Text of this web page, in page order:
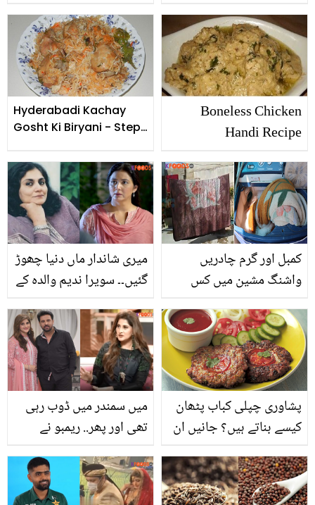
خواب کیوں بن گیا؟
جو ڈاکٹر بتاتے ہیں
Hyderabadi Kachay
Gosht Ki Biryani - Step
Boneless Chicken
Handi Recipe
میری شاندار ماں دنیا چھوڑ
گئیں۔۔ سویرا ندیم والدہ کے
جذباتی ہوگئیں
کمبل اور گرم چادریں
واشنگ مشین میں کس
بچے اور ڈرائی کلینر کے
پیسے بھی؟ ویڈیو میں
دیکھیں
میں سمندر میں ڈوب رہی
تھی اور پھر.. ریمبو نے
کیا؟
پشاوری چپلی کباب پٹھان
کیسے بناتے ہیں؟ جانیں ان
بچانے کا وہ طریقہ جو
پشاور کے شیف بتاتے ہیں